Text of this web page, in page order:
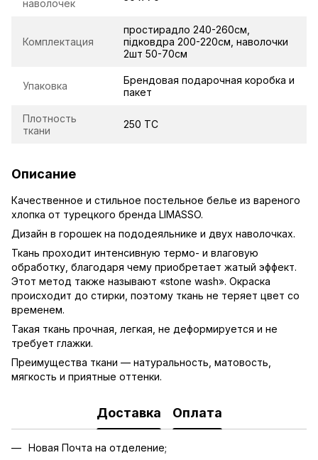
наволочек
Комплектация
простирадло 240-260см,
підковдра 200-220см, наволочки
2шт 50-70cм
Упаковка
Брендовая подарочная коробка и
пакет
Плотность
ткани
250 TC
Описание
Качественное и стильное постельное белье из вареного
хлопка от турецкого бренда LIMASSO.
Дизайн в горошек на пододеяльнике и двух наволочках.
Ткань проходит интенсивную термо- и влаговую
обработку, благодаря чему приобретает жатый эффект.
Этот метод также называют «stone wash». Окраска
происходит до стирки, поэтому ткань не теряет цвет со
временем.
Такая ткань прочная, легкая, не деформируется и не
требует глажки.
Преимущества ткани — натуральность, матовость,
мягкость и приятные оттенки.
Доставка Оплата
Новая Почта на отделение;